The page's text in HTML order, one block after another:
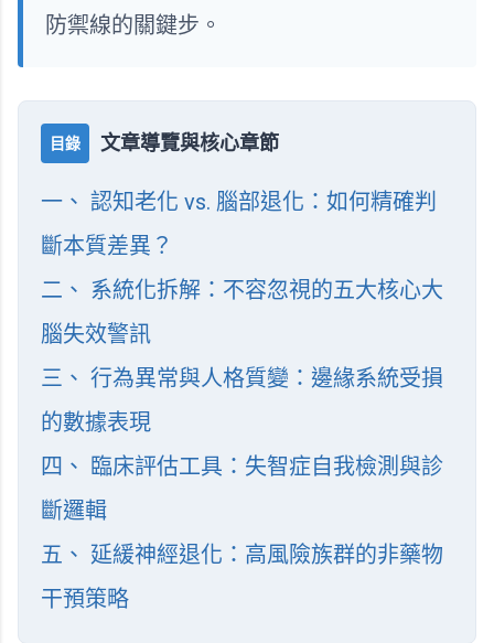
防禦線的關鍵步。
目錄 文章導覽與核心章節
一、 認知老化 vs. 腦部退化：如何精確判
斷本質差異？
二、 系統化拆解：不容忽視的五大核心大
腦失效警訊
三、 行為異常與人格質變：邊緣系統受損
的數據表現
四、 臨床評估工具：失智症自我檢測與診
斷邏輯
五、 延緩神經退化：高風險族群的非藥物
干預策略